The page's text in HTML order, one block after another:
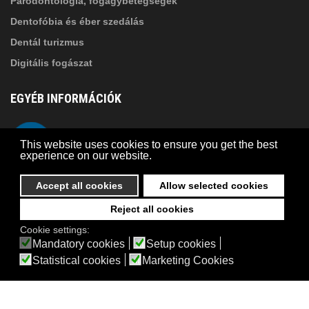
This website uses cookies to ensure you get the best
experience on our website.
Reject all cookies
Allow selected cookies
Accept all cookies
Cookie settings:
Mandatory cookies
Setup cookies
Statistical cookies
Marketing Cookies
Dentofóbia és éber szedálás
Dentál turizmus
Digitális fogászat
EGYÉB INFORMÁCIÓK
Adatkezelési szabályzat
Kapcsolat
© 2026 Suba Dental | Webdesign by
Akadálymentesítési nyilatkozat
Telefon